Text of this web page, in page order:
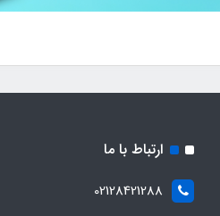
ارتباط با ما
02128421288